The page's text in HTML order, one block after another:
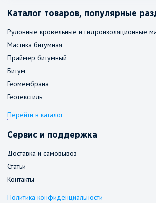
Каталог товаров, популярные
Рулонные кровельные и гидроизоляционные
Мастика битумная
Праймер битумный
Битум
Геомембрана
Геотекстиль
Перейти в каталог
Сервис и поддержка
Доставка и самовывоз
Статьи
Контакты
Политика конфиденциальности